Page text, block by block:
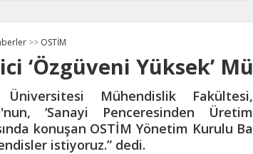
>> OSTİM
‘Özgüveni Yüksek’
Üniversitesi Mühendislik
‘Sanayi Penceresinden
konuşan OSTİM Yönetim Kurulu
istiyoruz.” dedi.